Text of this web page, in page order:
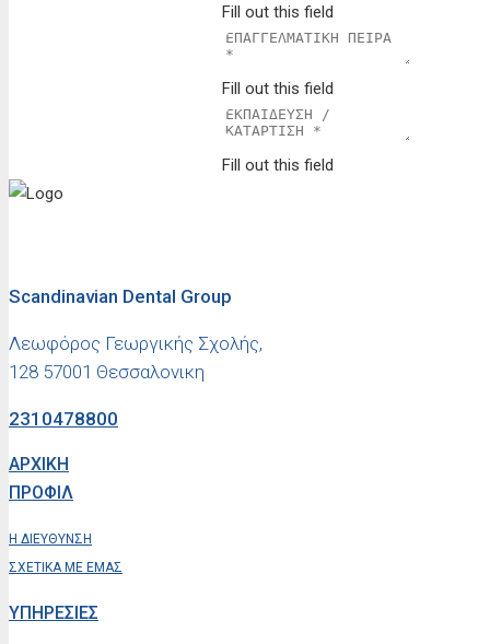
Fill out this field
Fill out this field
Fill out this field
Scandinavian Dental Group
Λεωφόρος Γεωργικής Σχολής,
128 57001 Θεσσαλονικη
2310478800
ΑΡΧΙΚΗ
ΠΡΟΦΙΛ
Η ΔΙΕΥΘΥΝΣΗ
ΣΧΕΤΙΚΑ ΜΕ ΕΜΑΣ
ΥΠΗΡΕΣΙΕΣ